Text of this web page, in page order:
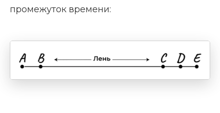
промежуток времени: